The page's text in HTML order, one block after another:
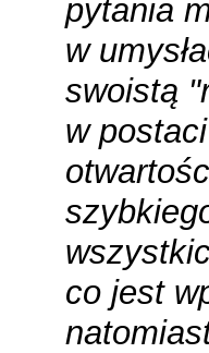
pytania
w
swoistą
w
co jest